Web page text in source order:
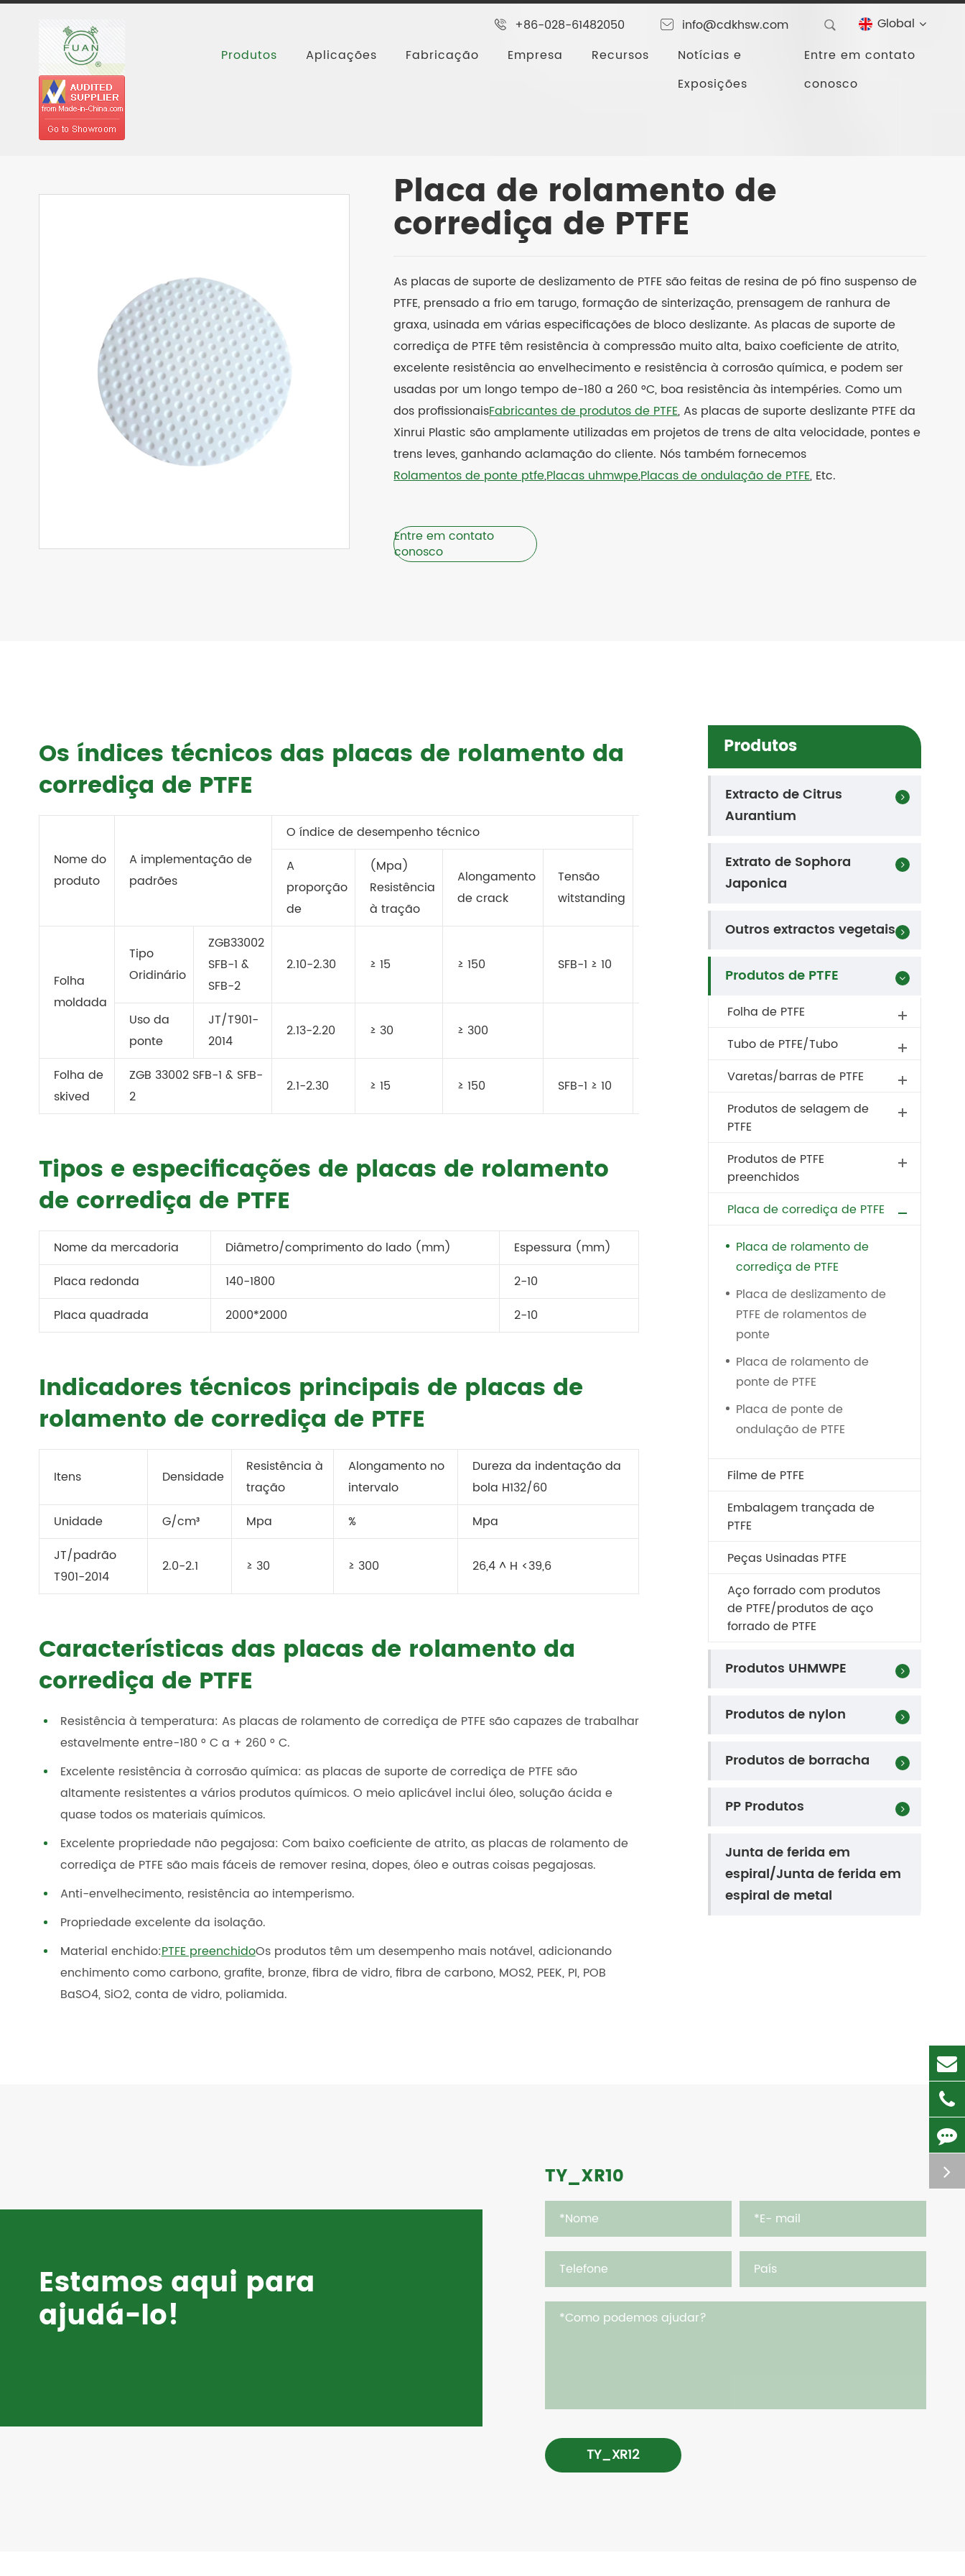
+86-028-61482050 info@cdkhsw.com
Global
Produtos
Aplicações Fabricação Empresa Recursos
Notícias e
Exposições
Entre em contato
conosco
Casa
Produtos
Placa de rolamento de
corrediça de PTFE
As placas de suporte de deslizamento de PTFE são feitas de resina de pó fino suspenso de
PTFE, prensado a frio em tarugo, formação de sinterização, prensagem de ranhura de
graxa, usinada em várias especificações de bloco deslizante. As placas de suporte de
corrediça de PTFE têm resistência à compressão muito alta, baixo coeficiente de atrito,
excelente resistência ao envelhecimento e resistência à corrosão química, e podem ser
usadas por um longo tempo de-180 a 260 °C, boa resistência às intempéries. Como um
dos profissionaisFabricantes de produtos de PTFE, As placas de suporte deslizante PTFE da
Xinrui Plastic são amplamente utilizadas em projetos de trens de alta velocidade, pontes e
trens leves, ganhando aclamação do cliente. Nós também fornecemos
Rolamentos de ponte ptfe,Placas uhmwpe,Placas de ondulação de PTFE, Etc.
Entre em contato
conosco
Os índices técnicos das placas de rolamento da
corrediça de PTFE
Nome do
produto
A implementação de
padrões
O índice de desempenho técnico
A
proporção
de
(Mpa)
Resistência
à tração
Alongamento
de crack
Tensão
witstanding
Folha
moldada
Tipo
Oridinário
ZGB33002
SFB-1 &
SFB-2
2.10-2.30 ≥ 15 ≥ 150 SFB-1 ≥ 10
Uso da
ponte
JT/T901-
2014
2.13-2.20 ≥ 30 ≥ 300
Folha de
skived
ZGB 33002 SFB-1 & SFB-
2
2.1-2.30 ≥ 15 ≥ 150 SFB-1 ≥ 10
Tipos e especificações de placas de rolamento
de corrediça de PTFE
Nome da mercadoria Diâmetro/comprimento do lado (mm)
Espessura (mm)
Placa redonda
140-1800
2-10
Placa quadrada
2000*2000 2-10
Indicadores técnicos principais de placas de
rolamento de corrediça de PTFE
Itens Densidade
Resistência à
tração
Alongamento no
intervalo
Dureza da indentação da
bola H132/60
Unidade
G/cm³ Mpa %
Mpa
JT/padrão
T901-2014
2.0-2.1 ≥ 30 ≥ 300 26,4 ^ H <39,6
Características das placas de rolamento da
corrediça de PTFE
Resistência à temperatura: As placas de rolamento de corrediça de PTFE são capazes de trabalhar
estavelmente entre-180 ° C a + 260 ° C.
Excelente resistência à corrosão química: as placas de suporte de corrediça de PTFE são
altamente resistentes a vários produtos químicos. O meio aplicável inclui óleo, solução ácida e
quase todos os materiais químicos.
Excelente propriedade não pegajosa: Com baixo coeficiente de atrito, as placas de rolamento de
corrediça de PTFE são mais fáceis de remover resina, dopes, óleo e outras coisas pegajosas.
Anti-envelhecimento, resistência ao intemperismo.
Propriedade excelente da isolação.
Material enchido:PTFE preenchidoOs produtos têm um desempenho mais notável, adicionando
enchimento como carbono, grafite, bronze, fibra de vidro, fibra de carbono, MOS2, PEEK, PI, POB
BaSO4, SiO2, conta de vidro, poliamida.
Produtos
Extracto de Citrus
Aurantium
Extrato de Sophora
Japonica
Outros extractos vegetais
Produtos de PTFE
Folha de PTFE
Tubo de PTFE/Tubo
Varetas/barras de PTFE
Produtos de selagem de
PTFE
Produtos de PTFE
preenchidos
Placa de corrediça de PTFE
Placa de rolamento de
corrediça de PTFE
Placa de deslizamento de
PTFE de rolamentos de
ponte
Placa de rolamento de
ponte de PTFE
Placa de ponte de
ondulação de PTFE
Filme de PTFE
Embalagem trançada de
PTFE
Peças Usinadas PTFE
Aço forrado com produtos
de PTFE/produtos de aço
forrado de PTFE
Produtos UHMWPE
Produtos de nylon
Produtos de borracha
PP Produtos
Junta de ferida em
espiral/Junta de ferida em
espiral de metal
Estamos aqui para
ajudá-lo!
TY_XR10
TY_XR12